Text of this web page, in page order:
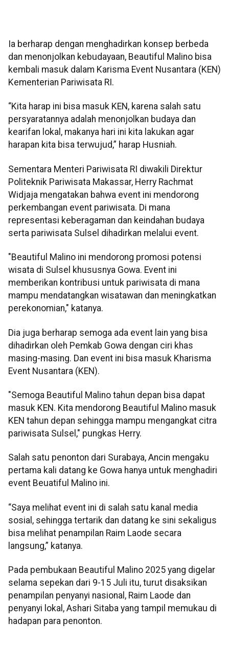
Ia berharap dengan menghadirkan konsep berbeda
dan menonjolkan kebudayaan, Beautiful Malino bisa
kembali masuk dalam Karisma Event Nusantara (KEN)
Kementerian Pariwisata RI.
“Kita harap ini bisa masuk KEN, karena salah satu
persyaratannya adalah menonjolkan budaya dan
kearifan lokal, makanya hari ini kita lakukan agar
harapan kita bisa terwujud,” harap Husniah.
Sementara Menteri Pariwisata RI diwakili Direktur
Politeknik Pariwisata Makassar, Herry Rachmat
Widjaja mengatakan bahwa event ini mendorong
perkembangan event pariwisata. Di mana
representasi keberagaman dan keindahan budaya
serta pariwisata Sulsel dihadirkan melalui event.
"Beautiful Malino ini mendorong promosi potensi
wisata di Sulsel khususnya Gowa. Event ini
memberikan kontribusi untuk pariwisata di mana
mampu mendatangkan wisatawan dan meningkatkan
perekonomian," katanya.
Dia juga berharap semoga ada event lain yang bisa
dihadirkan oleh Pemkab Gowa dengan ciri khas
masing-masing. Dan event ini bisa masuk Kharisma
Event Nusantara (KEN).
"Semoga Beautiful Malino tahun depan bisa dapat
masuk KEN. Kita mendorong Beautiful Malino masuk
KEN tahun depan sehingga mampu mengangkat citra
pariwisata Sulsel," pungkas Herry.
Salah satu penonton dari Surabaya, Ancin mengaku
pertama kali datang ke Gowa hanya untuk menghadiri
event Beuatiful Malino ini.
“Saya melihat event ini di salah satu kanal media
sosial, sehingga tertarik dan datang ke sini sekaligus
bisa melihat penampilan Raim Laode secara
langsung,” katanya.
Pada pembukaan Beautiful Malino 2025 yang digelar
selama sepekan dari 9-15 Juli itu, turut disaksikan
penampilan penyanyi nasional, Raim Laode dan
penyanyi lokal, Ashari Sitaba yang tampil memukau di
hadapan para penonton.